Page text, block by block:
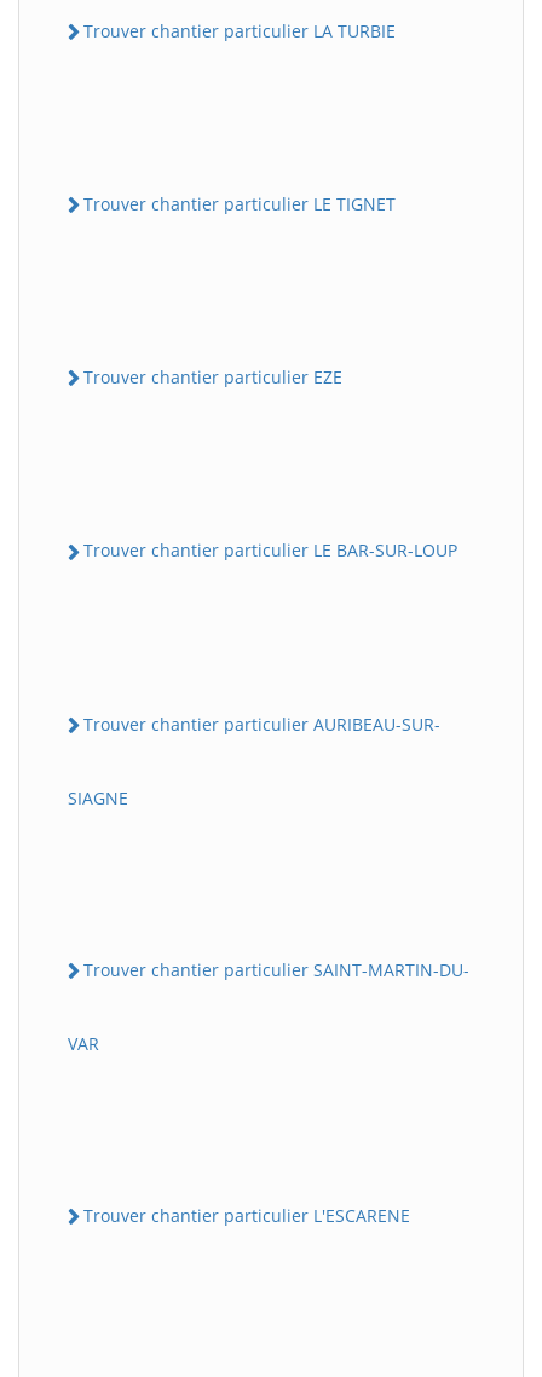
Trouver chantier particulier LA TURBIE
Trouver chantier particulier LE TIGNET
Trouver chantier particulier EZE
Trouver chantier particulier LE BAR-SUR-LOUP
Trouver chantier particulier AURIBEAU-SUR-
SIAGNE
Trouver chantier particulier SAINT-MARTIN-DU-
VAR
Trouver chantier particulier L'ESCARENE